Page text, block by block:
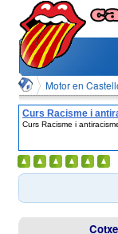
Motor en
Curs Racisme i
la història
Curs Racisme i